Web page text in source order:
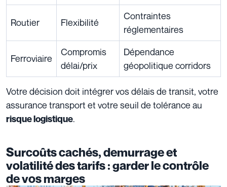
Routier Flexibilité
Contraintes
réglementaires
Ferroviaire
Compromis
délai/prix
Dépendance
géopolitique corridors
Votre décision doit intégrer vos délais de transit, votre
assurance transport et votre seuil de tolérance au
risque logistique.
Surcoûts cachés, demurrage et
volatilité des tarifs : garder le contrôle
de vos marges